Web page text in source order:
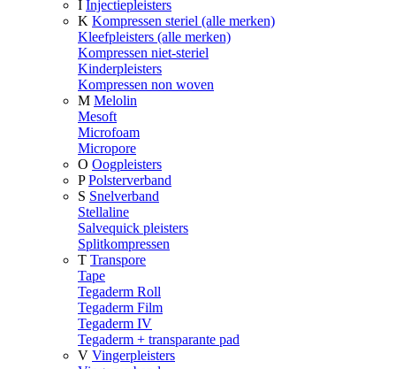
I Injectiepleisters
K Kompressen steriel (alle merken)
Kleefpleisters (alle merken)
Kompressen niet-steriel
Kinderpleisters
Kompressen non woven
M Melolin
Mesoft
Microfoam
Micropore
O Oogpleisters
P Polsterverband
S Snelverband
Stellaline
Salvequick pleisters
Splitkompressen
T Transpore
Tape
Tegaderm Roll
Tegaderm Film
Tegaderm IV
Tegaderm + transparante pad
V Vingerpleisters